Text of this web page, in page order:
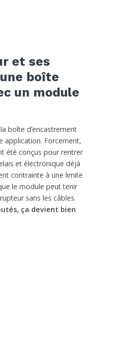
et ses
boîte
un module
boîte d’encastrement
application. Forcement,
été conçus pour rentrer
et électronique déjà
contrainte à une limite
le module peut tenir
sans les câbles.
ça devient bien